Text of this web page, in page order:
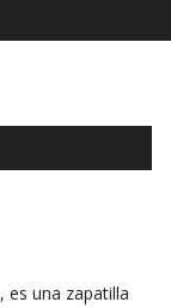
, es una zapatilla